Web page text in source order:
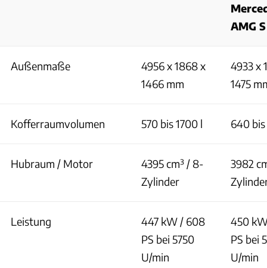
AMG S
Außenmaße
4956 x 1868 x
1466 mm
4933 x
1475
Kofferraumvolumen 570 bis 1700 l 640
Hubraum / Motor
4395 cm³ / 8-
Zylinder
3982
Leistung
447 kW / 608
PS bei 5750
U/min
450
PS bei
U/min